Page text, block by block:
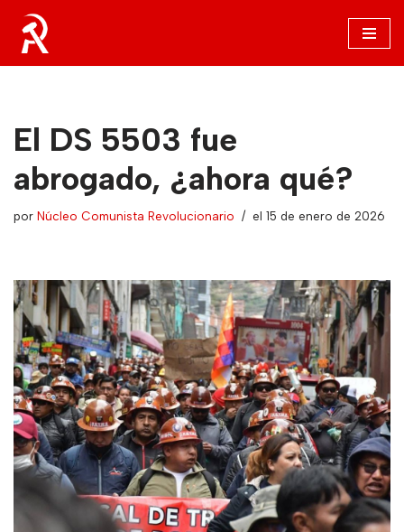
Saltar
al
El DS 5503 fue
abrogado, ¿ahora qué?
por Núcleo Comunista Revolucionario el 15 de enero de 2026